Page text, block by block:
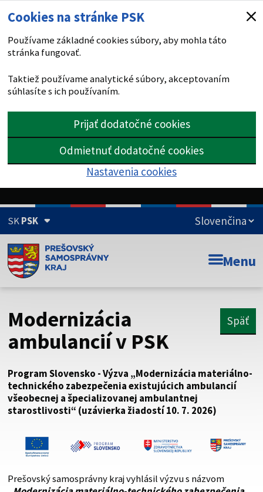
Cookies na stránke PSK
Používame základné cookies súbory, aby mohla táto
stránka fungovať.
Taktiež používame analytické súbory, akceptovaním
súhlasíte s ich používaním.
Prijať dodatočné cookies
Odmietnuť dodatočné cookies
Nastavenia cookies
SKPSK
Doména psk.sk je oficiálna
Toto je oficiálna webová stránka Prešovského
Táto stránka je zabezpečená
cez zabezpečenú webovú stránku. Zabezpečená stránka
vždy začína https:// pred názvom domény webového sídla.
Menu
Modernizácia
ambulancií v PSK
Späť
Program Slovensko - Výzva „Modernizácia materiálno-
technického zabezpečenia existujúcich ambulancií
všeobecnej a špecializovanej ambulantnej
starostlivosti“ (uzávierka žiadostí 10. 7. 2026)
Prešovský samosprávny kraj vyhlásil výzvu s názvom